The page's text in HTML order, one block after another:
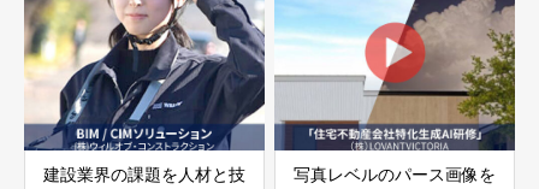
建設業界の課題を人材と技
写真レベルのパース画像を